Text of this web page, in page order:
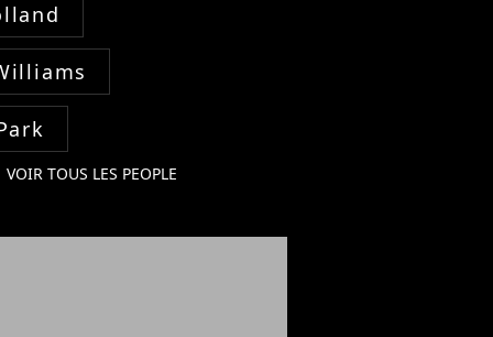
VOIR TOUS LES PEOPLE